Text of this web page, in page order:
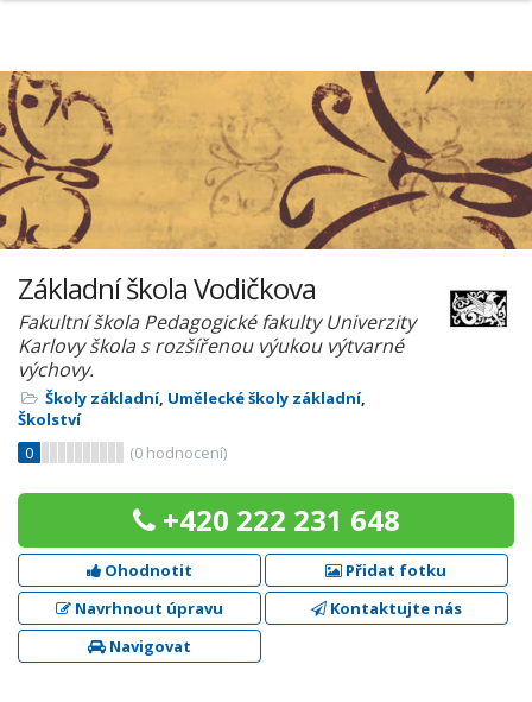
Základní škola Vodičkova
Fakultní škola Pedagogické fakulty Univerzity
Karlovy škola s rozšířenou výukou výtvarné
výchovy.
Školy základní, Umělecké školy základní,
Školství
0
(0 hodnocení)
+420 222 231 648
Ohodnotit
Přidat fotku
Navrhnout úpravu
Kontaktujte nás
Navigovat